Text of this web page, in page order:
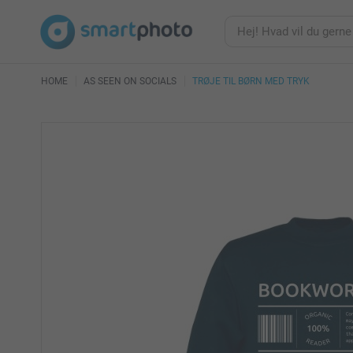
HOME AS SEEN ON SOCIALS TRØJE TIL BØRN MED TRYK